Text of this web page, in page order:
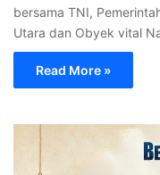
bersama TNI,
Utara dan Obyek vital
Read More »